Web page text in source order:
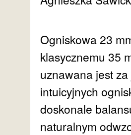
Ogniskowa 23
klasycznemu 35
uznawana jest
intuicyjnych
doskonale
naturalnym